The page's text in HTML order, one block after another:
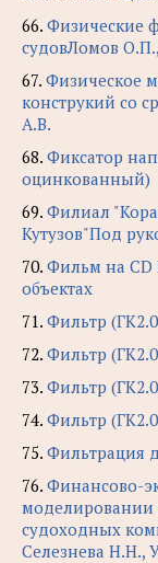
66. Физические
судовЛомов
67. Физическое
конструкий со
А.В.
68. Фиксатор
оцинкованный)
69. Филиал
Кутузов"Под
70. Фильм на CD
объектах
71. Фильтр
72. Фильтр
73. Фильтр
74. Фильтр
75. Фильтрация
76. Финансово-
моделировании
судоходных
Селезнева Н.Н.,